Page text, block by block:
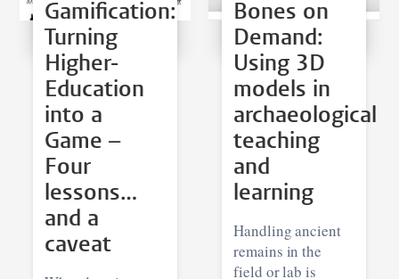
Gamification:
Turning
Higher-
Education
into a
Game –
Four
lessons…
and a
caveat
Bones on
Demand:
Using 3D
models in
archaeological
teaching
and
learning
Handling ancient
remains in the
field or lab is